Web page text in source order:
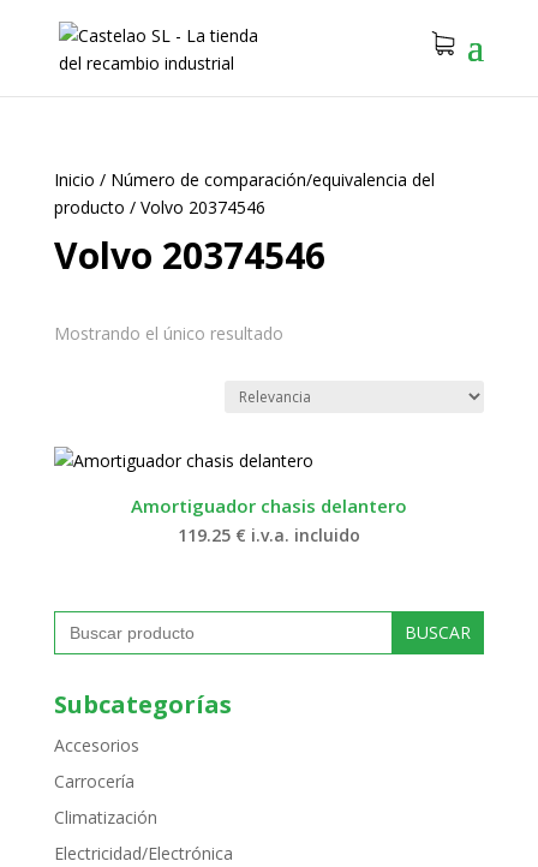
Inicio / Número de comparación/equivalencia del
producto / Volvo 20374546
Volvo 20374546
Mostrando el único resultado
Amortiguador chasis delantero
119.25 € i.v.a. incluido
Buscar:
Subcategorías
Accesorios
Carrocería
Climatización
Electricidad/Electrónica